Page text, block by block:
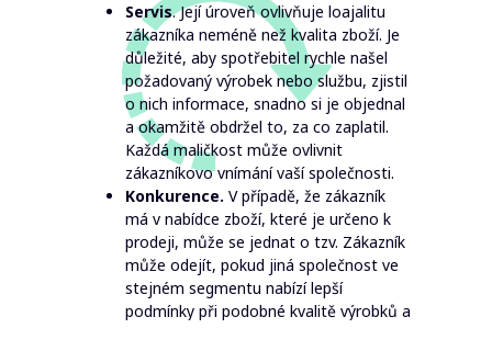
Servis. Její úroveň ovlivňuje loajalitu
zákazníka neméně než kvalita zboží. Je
důležité, aby spotřebitel rychle našel
požadovaný výrobek nebo službu, zjistil
o nich informace, snadno si je objednal
a okamžitě obdržel to, za co zaplatil.
Každá maličkost může ovlivnit
zákazníkovo vnímání vaší společnosti.
Konkurence. V případě, že zákazník
má v nabídce zboží, které je určeno k
prodeji, může se jednat o tzv. Zákazník
může odejít, pokud jiná společnost ve
stejném segmentu nabízí lepší
podmínky při podobné kvalitě výrobků a